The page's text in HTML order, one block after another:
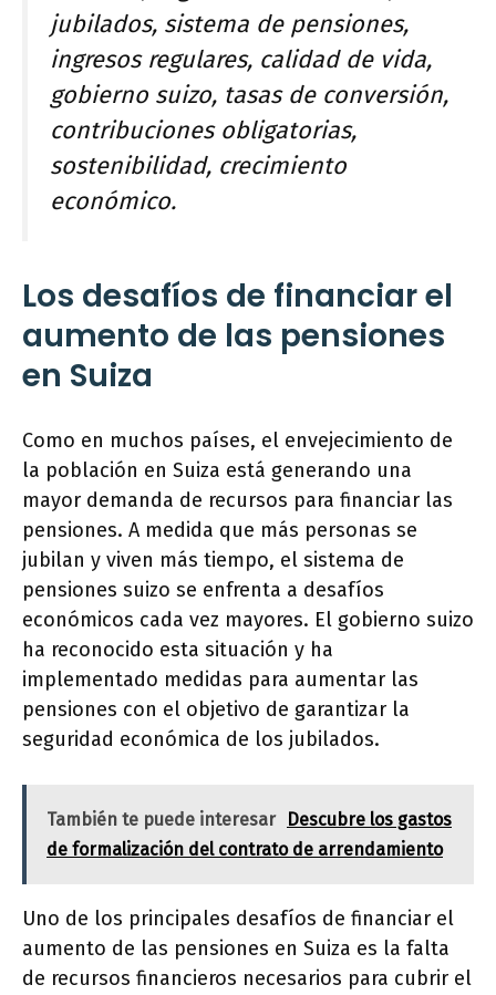
jubilados, sistema de pensiones,
ingresos regulares, calidad de vida,
gobierno suizo, tasas de conversión,
contribuciones obligatorias,
sostenibilidad, crecimiento
económico.
Los desafíos de financiar el
aumento de las pensiones
en Suiza
Como en muchos países, el envejecimiento de
la población en Suiza está generando una
mayor demanda de recursos para financiar las
pensiones. A medida que más personas se
jubilan y viven más tiempo, el sistema de
pensiones suizo se enfrenta a desafíos
económicos cada vez mayores. El gobierno suizo
ha reconocido esta situación y ha
implementado medidas para aumentar las
pensiones con el objetivo de garantizar la
seguridad económica de los jubilados.
También te puede interesar
Descubre los gastos
de formalización del contrato de arrendamiento
Uno de los principales desafíos de financiar el
aumento de las pensiones en Suiza es la falta
de recursos financieros necesarios para cubrir el